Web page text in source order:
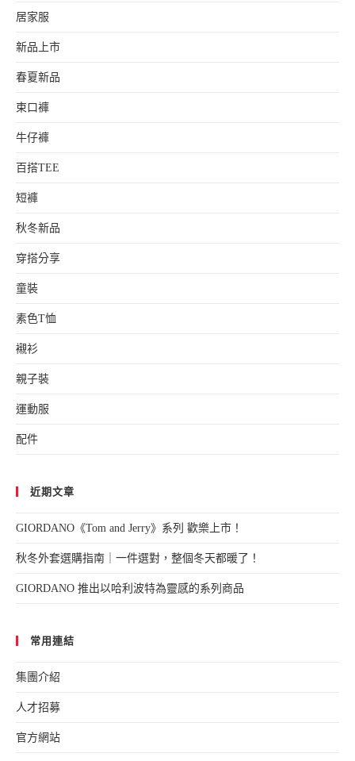
居家服
新品上市
春夏新品
束口褲
牛仔褲
百搭TEE
短褲
秋冬新品
穿搭分享
童裝
素色T恤
襯衫
親子裝
運動服
配件
近期文章
GIORDANO《Tom and Jerry》系列 歡樂上市！
秋冬外套選購指南｜一件選對，整個冬天都暖了！
GIORDANO 推出以哈利波特為靈感的系列商品
常用連結
集團介紹
人才招募
官方網站